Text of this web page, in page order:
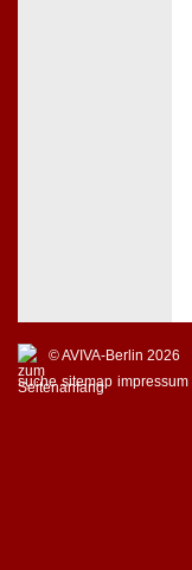
© AVIVA-Berlin 2026
suche sitemap impressum